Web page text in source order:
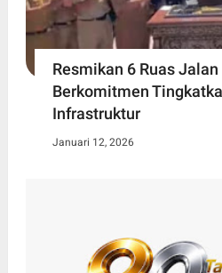
Resmikan 6 Ruas
Berkomitmen
Infrastruktur
Januari 12, 2026